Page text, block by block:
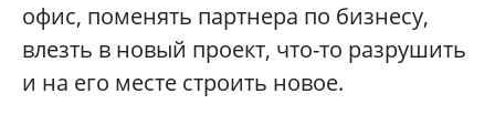
офис, поменять партнера по бизнесу,
влезть в новый проект, что-то разрушить
и на его месте строить новое.